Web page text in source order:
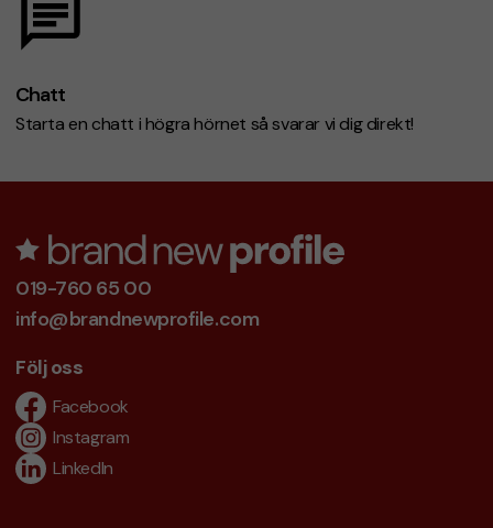
Chatt
Starta en chatt i högra hörnet så svarar vi dig direkt!
019-760 65 00
info@brandnewprofile.com
Följ oss
Facebook
Instagram
LinkedIn